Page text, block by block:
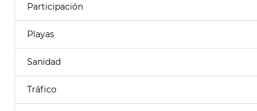
Participación
Playas
Sanidad
Tráfico